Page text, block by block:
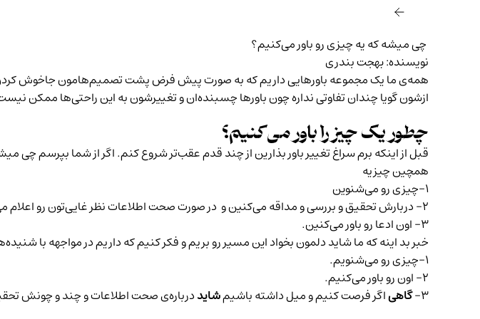
چی میشه که یه چیزی رو باور می‌کنیم؟
نویسنده: بهجت بندری
همه‌ی ما یک مجموعه باورهایی داریم که به صورت پیش فرض پشت تصمیم‌هامون جاخوش
ازشون گویا چندان تفاوتی نداره چون باورها چسبنده‌ان و تغییرشون به این راحتی‌ها ممکن
چطور یک چیز را باور می‌کنیم؟
قبل از اینکه برم سراغ تغییر باور بذارین از چند قدم عقب‌تر شروع کنم. اگر از شما بپرسم
همچین چیزیه
۱-چیزی رو می‌شنوین
۲- دربارش تحقیق و بررسی و مداقه می‌کنین و در صورت صحت اطلاعات نظر غایی‌تون رو اعلام می‌کنین.
۳- اون ادعا رو باور می‌کنین.
خبر بد اینه که ما شاید دلمون بخواد این مسیر رو بریم و فکر کنیم که داریم در مواجهه با
۱-چیزی رو می‌شنویم.
۲- اون رو باور می‌کنیم.
۳- گاهیاگر فرصت کنیم و میل داشته باشیمشایددرباره‌ی صحت اطلاعات و چند و چونش